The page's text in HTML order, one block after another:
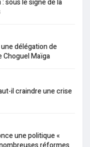
sous le signe de la
délégation de
Choguel Maïga
il craindre une crise
une politique «